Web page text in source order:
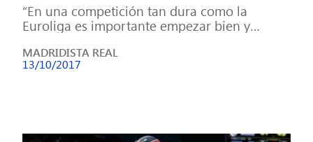
“En una competición tan dura como la
Euroliga es importante empezar bien y
[…]
MADRIDISTA REAL
13/10/2017